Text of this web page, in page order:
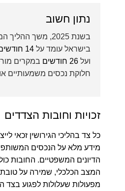
נתון חשוב
בשנת 2025, משך
בישראל עומד על 14 חודשים
ועל 26 חודשים
במקרים
חלוקת נכסים משמעותיים
זכויות וחובות הצדדים
כל צד בהליכי הגירושין זכאי
מידע מלא על הנכסים
הדיונים המשפטיים. החובות
המצב הכלכלי, שמירה על טובת
מפעולות שעלולות לפגוע בצד